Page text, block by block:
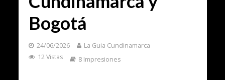
Bogotá
24/06/2026
La Guia Cundinamarca
12 Vistas
8 Impresiones